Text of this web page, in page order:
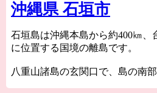
沖縄県 石垣市
石垣島は沖縄本島から約400㎞、
に位置する国境の離島です。
八重山諸島の玄関口で、島の南